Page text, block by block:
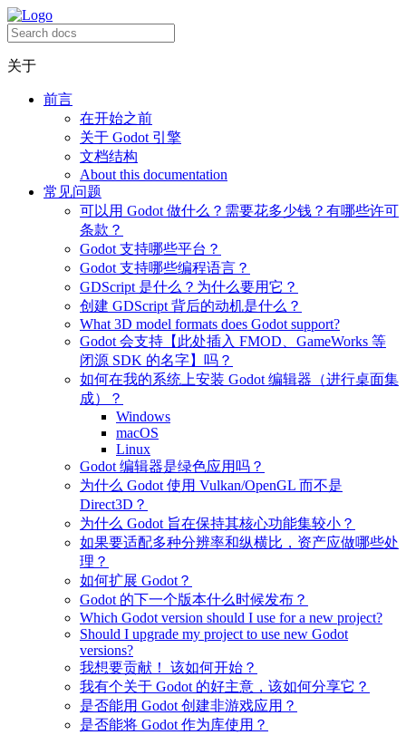
关于
前言
在开始之前
关于 Godot 引擎
文档结构
About this documentation
常见问题
可以用 Godot 做什么？需要花多少钱？有哪些许可
条款？
Godot 支持哪些平台？
Godot 支持哪些编程语言？
GDScript 是什么？为什么要用它？
创建 GDScript 背后的动机是什么？
What 3D model formats does Godot support?
Godot 会支持【此处插入 FMOD、GameWorks 等
闭源 SDK 的名字】吗？
如何在我的系统上安装 Godot 编辑器（进行桌面集
成）？
Windows
macOS
Linux
Godot 编辑器是绿色应用吗？
为什么 Godot 使用 Vulkan/OpenGL 而不是
Direct3D？
为什么 Godot 旨在保持其核心功能集较小？
如果要适配多种分辨率和纵横比，资产应做哪些处
理？
如何扩展 Godot？
Godot 的下一个版本什么时候发布？
Which Godot version should I use for a new project?
Should I upgrade my project to use new Godot
versions?
我想要贡献！ 该如何开始？
我有个关于 Godot 的好主意，该如何分享它？
是否能用 Godot 创建非游戏应用？
是否能将 Godot 作为库使用？